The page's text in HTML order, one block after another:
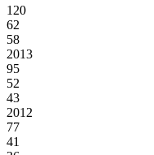
120
62
58
2013
95
52
43
2012
77
41